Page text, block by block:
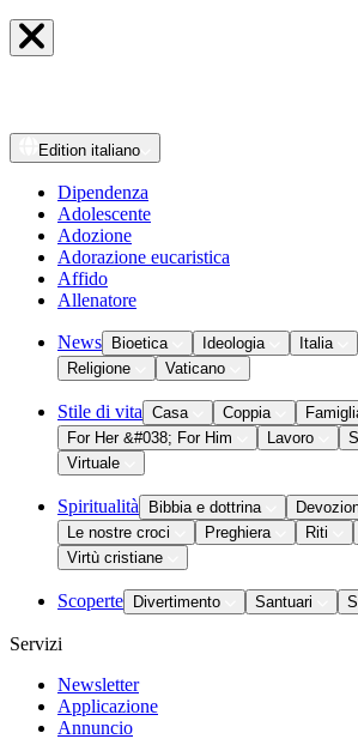
Edition italiano
Dipendenza
Adolescente
Adozione
Adorazione eucaristica
Affido
Allenatore
News Bioetica Ideologia Italia
Religione
Vaticano
Stile di vita Casa Coppia
For Her &#038; For Him
Lavoro
Virtuale
Spiritualità Bibbia e dottrina
Le nostre croci
Preghiera Riti
Virtù cristiane
Scoperte Divertimento Santuari
Servizi
Newsletter
Applicazione
Annuncio